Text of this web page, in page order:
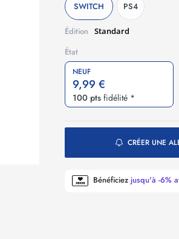
Édition Standard
SWITCH
PS4
État
NEUF
9,99 €
100 pts fidélité *
CRÉER UNE
Bénéficiez jusqu'à -6%